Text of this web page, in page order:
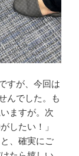
すが、今回は
んでした。も
ますが。次
したい！」
、確実にご